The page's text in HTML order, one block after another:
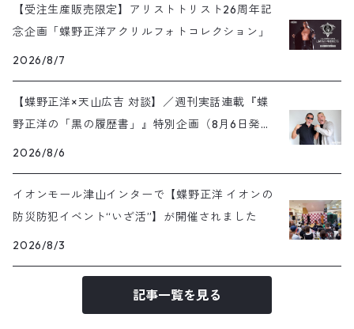
【受注生産販売限定】アリストトリスト26周年記
念企画「蝶野正洋アクリルフォトコレクション」
2026/8/7
【蝶野正洋×天山広吉 対談】／週刊実話連載『蝶
野正洋の「黒の履歴書」』特別企画（8月6日発売
号）
2026/8/6
イオンモール津山インターで【蝶野正洋 イオンの
防災防犯イベント“いざ活”】が開催されました
2026/8/3
記事一覧を見る